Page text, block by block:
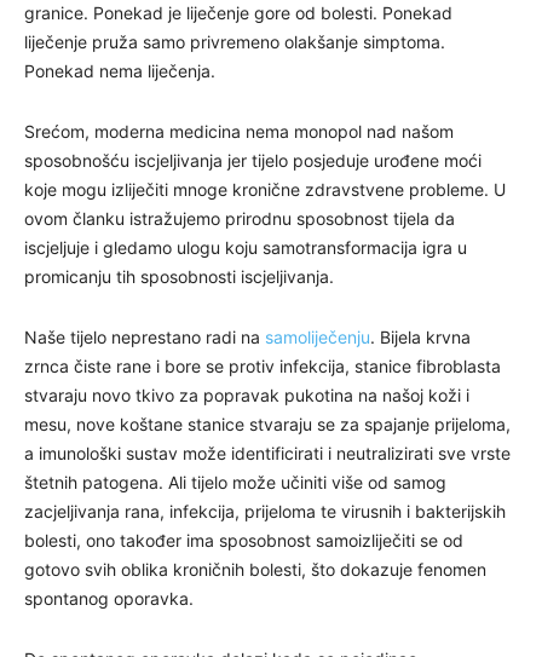
granice. Ponekad je liječenje gore od bolesti. Ponekad
liječenje pruža samo privremeno olakšanje simptoma.
Ponekad nema liječenja.
Srećom, moderna medicina nema monopol nad našom
sposobnošću iscjeljivanja jer tijelo posjeduje urođene moći
koje mogu izliječiti mnoge kronične zdravstvene probleme. U
ovom članku istražujemo prirodnu sposobnost tijela da
iscjeljuje i gledamo ulogu koju samotransformacija igra u
promicanju tih sposobnosti iscjeljivanja.
Naše tijelo neprestano radi na samoliječenju. Bijela krvna
zrnca čiste rane i bore se protiv infekcija, stanice fibroblasta
stvaraju novo tkivo za popravak pukotina na našoj koži i
mesu, nove koštane stanice stvaraju se za spajanje prijeloma,
a imunološki sustav može identificirati i neutralizirati sve vrste
štetnih patogena. Ali tijelo može učiniti više od samog
zacjeljivanja rana, infekcija, prijeloma te virusnih i bakterijskih
bolesti, ono također ima sposobnost samoizliječiti se od
gotovo svih oblika kroničnih bolesti, što dokazuje fenomen
spontanog oporavka.